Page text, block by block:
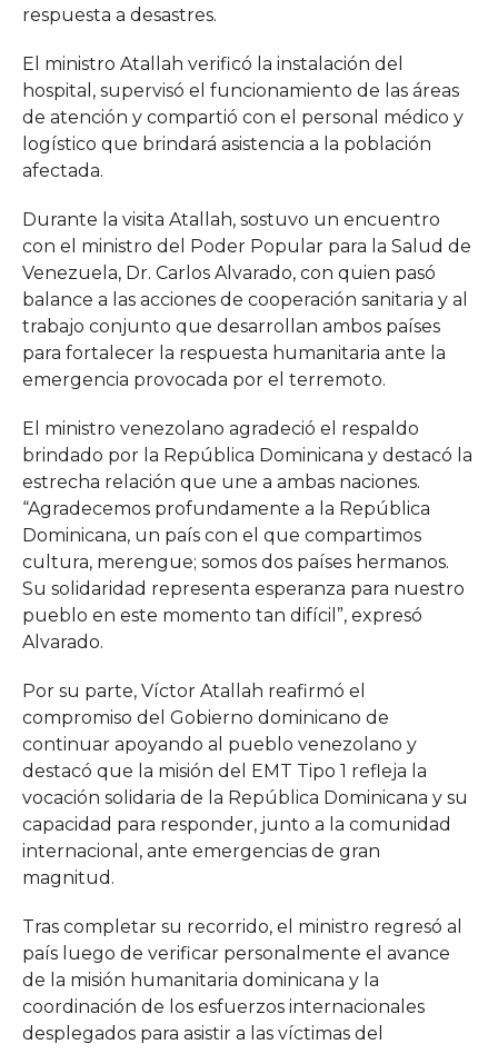
respuesta a desastres.
El ministro Atallah verificó la instalación del
hospital, supervisó el funcionamiento de las áreas
de atención y compartió con el personal médico y
logístico que brindará asistencia a la población
afectada.
Durante la visita Atallah, sostuvo un encuentro
con el ministro del Poder Popular para la Salud de
Venezuela, Dr. Carlos Alvarado, con quien pasó
balance a las acciones de cooperación sanitaria y al
trabajo conjunto que desarrollan ambos países
para fortalecer la respuesta humanitaria ante la
emergencia provocada por el terremoto.
El ministro venezolano agradeció el respaldo
brindado por la República Dominicana y destacó la
estrecha relación que une a ambas naciones.
“Agradecemos profundamente a la República
Dominicana, un país con el que compartimos
cultura, merengue; somos dos países hermanos.
Su solidaridad representa esperanza para nuestro
pueblo en este momento tan difícil”, expresó
Alvarado.
Por su parte, Víctor Atallah reafirmó el
compromiso del Gobierno dominicano de
continuar apoyando al pueblo venezolano y
destacó que la misión del EMT Tipo 1 refleja la
vocación solidaria de la República Dominicana y su
capacidad para responder, junto a la comunidad
internacional, ante emergencias de gran
magnitud.
Tras completar su recorrido, el ministro regresó al
país luego de verificar personalmente el avance
de la misión humanitaria dominicana y la
coordinación de los esfuerzos internacionales
desplegados para asistir a las víctimas del